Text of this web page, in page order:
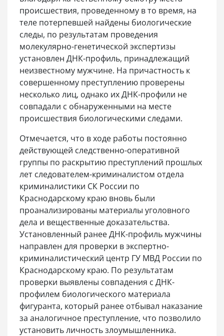
происшествия, проведенному в то время, на
теле потерпевшей найдены биологические
следы, по результатам проведения
молекулярно-генетической экспертизы
установлен ДНК-профиль, принадлежащий
неизвестному мужчине. На причастность к
совершенному преступлению проверены
несколько лиц, однако их ДНК-профили не
совпадали с обнаруженными на месте
происшествия биологическими следами.
Отмечается, что в ходе работы постоянно
действующей следственно-оперативной
группы по раскрытию преступлений прошлых
лет следователем-криминалистом отдела
криминалистики СК России по
Краснодарскому краю вновь были
проанализированы материалы уголовного
дела и вещественные доказательства.
Установленный ранее ДНК-профиль мужчины
направлен для проверки в экспертно-
криминалистический центр ГУ МВД России по
Краснодарскому краю. По результатам
проверки выявлены совпадения с ДНК-
профилем биологического материала
фигуранта, который ранее отбывал наказание
за аналогичное преступление, что позволило
установить личность злоумышленника.